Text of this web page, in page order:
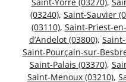
Saint-Yorre (03270),
(03240), Saint-Sauvier
(03110), Saint-Priest-
d’Andelot (03800),
Saint-Pourçain-sur-
Saint-Palais (03370),
Saint-Menoux (03210),